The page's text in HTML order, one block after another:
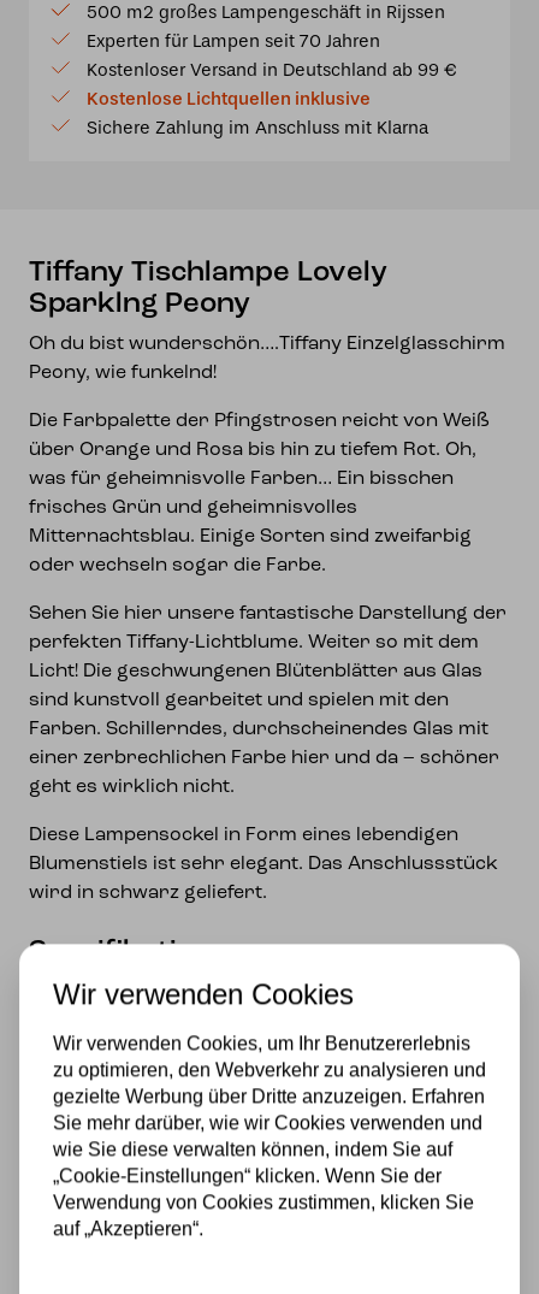
Lovely
Sparklng
Peony
Menge
500 m2 großes Lampengeschäft in Rijssen
Experten für Lampen seit 70 Jahren
Kostenloser Versand in Deutschland ab 99 €
Kostenlose Lichtquellen inklusive
Sichere Zahlung im Anschluss mit Klarna
Tiffany Tischlampe Lovely
Sparklng Peony
Oh du bist wunderschön….Tiffany Einzelglasschirm
Peony, wie funkelnd!
Die Farbpalette der Pfingstrosen reicht von Weiß
über Orange und Rosa bis hin zu tiefem Rot. Oh,
was für geheimnisvolle Farben… Ein bisschen
frisches Grün und geheimnisvolles
Mitternachtsblau. Einige Sorten sind zweifarbig
oder wechseln sogar die Farbe.
Sehen Sie hier unsere fantastische Darstellung der
perfekten Tiffany-Lichtblume. Weiter so mit dem
Licht! Die geschwungenen Blütenblätter aus Glas
sind kunstvoll gearbeitet und spielen mit den
Farben. Schillerndes, durchscheinendes Glas mit
einer zerbrechlichen Farbe hier und da – schöner
geht es wirklich nicht.
Diese Lampensockel in Form eines lebendigen
Blumenstiels ist sehr elegant. Das Anschlussstück
wird in schwarz geliefert.
Spezifikationen
Marke
Art Deco Trade
Material
Stromversorgung
Wir verwenden Cookies
Wir verwenden Cookies, um Ihr Benutzererlebnis
zu optimieren, den Webverkehr zu analysieren und
gezielte Werbung über Dritte anzuzeigen. Erfahren
Sie mehr darüber, wie wir Cookies verwenden und
wie Sie diese verwalten können, indem Sie auf
„Cookie-Einstellungen“ klicken. Wenn Sie der
Verwendung von Cookies zustimmen, klicken Sie
auf „Akzeptieren“.